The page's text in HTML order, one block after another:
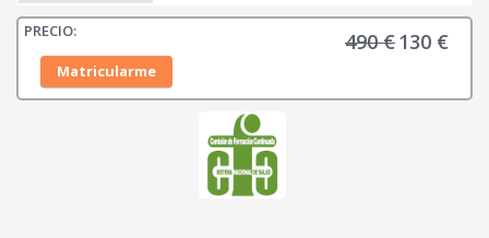
490€ E
130 €
Matricularme